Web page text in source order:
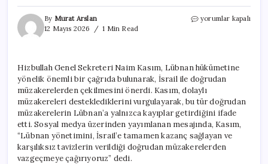
By Murat Arslan
12 Mayıs 2026
1 Min Read
Hizbullah’tan
ile
Doğrudan
Müzakere
Yapmayın
için
yorumlar kapalı
Hizbullah Genel Sekreteri Naim Kasım, Lübnan hükümetine
yönelik önemli bir çağrıda bulunarak, İsrail ile doğrudan
müzakerelerden çekilmesini önerdi. Kasım, dolaylı
müzakereleri desteklediklerini vurgulayarak, bu tür doğrudan
müzakerelerin Lübnan’a yalnızca kayıplar getirdiğini ifade
etti. Sosyal medya üzerinden yayımlanan mesajında, Kasım,
“Lübnan yönetimini, İsrail’e tamamen kazanç sağlayan ve
karşılıksız tavizlerin verildiği doğrudan müzakerelerden
vazgeçmeye çağırıyoruz” dedi.